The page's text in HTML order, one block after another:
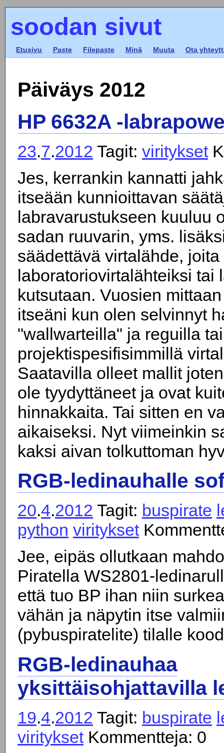
soodan sivut
Etusivu Paste Filepaste Minä Muuta Ota
Päiväys 2012
HP 6632A -
23.7.2012 Tagit: viritykset
Jes, kerrankin kannatti
itseään kunnioittavan
labravarustukseen kuuluu
sadan ruuvarin, yms.
säädettävä virtalähde,
laboratoriovirtalähteiksi tai
kutsutaan. Vuosien
itseäni kun olen selvinnyt
"wallwarteilla" ja reguilla tai
projektispesifisimmillä
Saatavilla olleet mallit
ole tyydyttäneet ja ovat
hinnakkaita. Tai sitten en
aikaiseksi. Nyt viimeinkin
kaksi aivan tolkuttoman
RGB-ledinauhalle
20.4.2012 Tagit: buspirate
python viritykset
Jee, eipäs ollutkaan
Piratella WS2801-
että tuo BP ihan niin
vähän ja näpytin itse
(pybuspiratelite) tilalle
RGB-ledinauhaa
yksittäisohjattavilla
19.4.2012 Tagit: buspirate
virityksetKommentteja: 0